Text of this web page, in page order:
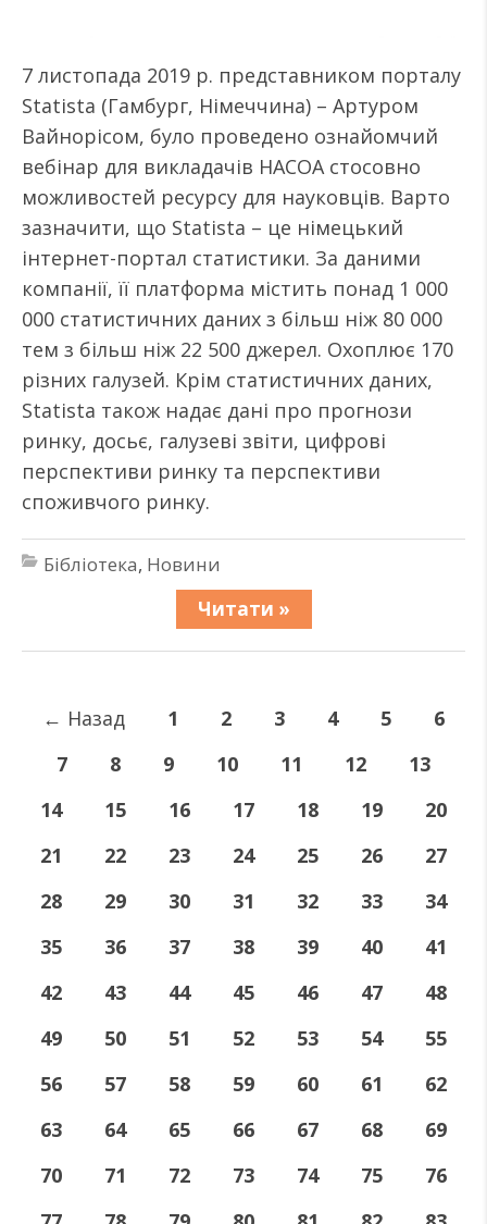
7 листопада 2019 р. представником порталу
Statista (Гамбург, Німеччина) – Артуром
Вайнорісом, було проведено ознайомчий
вебінар для викладачів НАСОА стосовно
можливостей ресурсу для науковців. Варто
зазначити, що Statista – це німецький
інтернет-портал статистики. За даними
компанії, її платформа містить понад 1 000
000 статистичних даних з більш ніж 80 000
тем з більш ніж 22 500 джерел. Охоплює 170
різних галузей. Крім статистичних даних,
Statista також надає дані про прогнози
ринку, досьє, галузеві звіти, цифрові
перспективи ринку та перспективи
споживчого ринку.
Бібліотека, Новини
Читати »
← Назад 1 2 3 4 5
6
7
8 9 10 11 12
13
14
15 16 17 18 19
20
21
22 23 24 25 26
27
28
29 30 31 32 33
34
35
36 37 38 39 40
41
42
43 44 45 46 47
48
49
50 51 52 53 54
55
56
57 58 59 60 61
62
63
64 65 66 67 68
69
70
71 72 73 74 75
76